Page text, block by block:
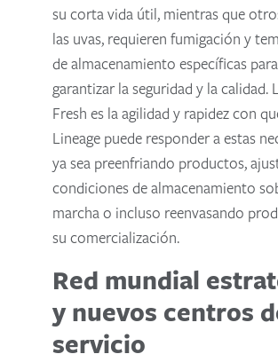
su corta vida útil, mientras que
las uvas, requieren fumigación y
de almacenamiento específicas
garantizar la seguridad y la calidad.
Fresh es la agilidad y rapidez con
Lineage puede responder a estas
ya sea preenfriando productos,
condiciones de almacenamiento
marcha o incluso reenvasando
su comercialización.
Red mundial
y nuevos centros
servicio